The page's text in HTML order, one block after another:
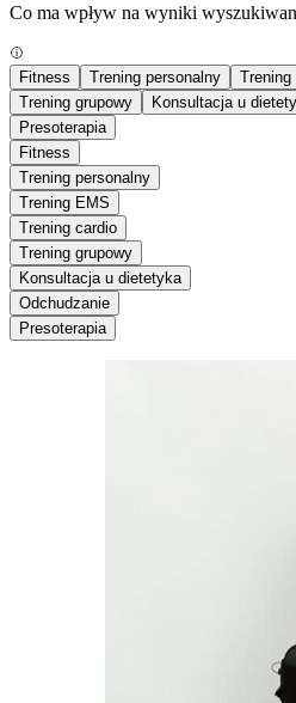
Co ma wpływ na wyniki
Fitness Trening personalny Trening
Trening grupowy
Konsultacja u
Presoterapia
Fitness
Trening personalny
Trening EMS
Trening cardio
Trening grupowy
Konsultacja u dietetyka
Odchudzanie
Presoterapia